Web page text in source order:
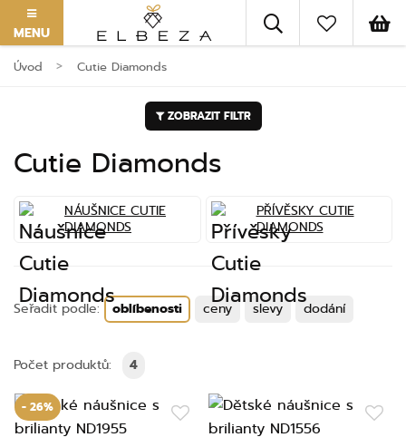
MENU
Úvod Cutie Diamonds
ZOBRAZIT FILTR
Cutie Diamonds
NÁUŠNICE CUTIE
DIAMONDS
PŘÍVĚSKY CUTIE
DIAMONDS
Seřadit podle: oblíbenosti ceny slevy dodání
Počet produktů: 4
- 26%